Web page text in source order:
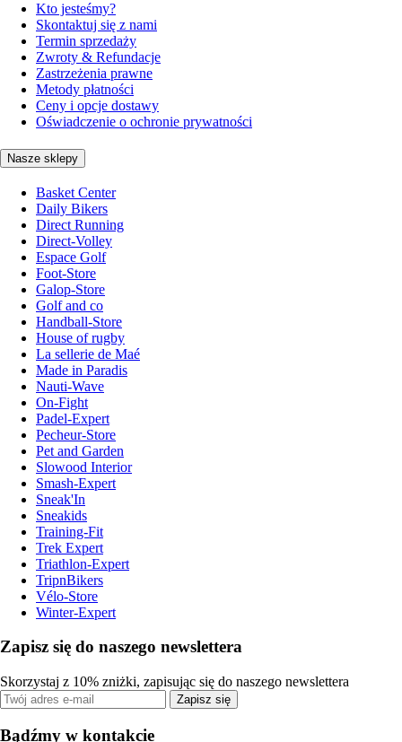
Kto jesteśmy?
Skontaktuj się z nami
Termin sprzedaży
Zwroty & Refundacje
Zastrzeżenia prawne
Metody płatności
Ceny i opcje dostawy
Oświadczenie o ochronie prywatności
Nasze sklepy
Basket Center
Daily Bikers
Direct Running
Direct-Volley
Espace Golf
Foot-Store
Galop-Store
Golf and co
Handball-Store
House of rugby
La sellerie de Maé
Made in Paradis
Nauti-Wave
On-Fight
Padel-Expert
Pecheur-Store
Pet and Garden
Slowood Interior
Smash-Expert
Sneak'In
Sneakids
Training-Fit
Trek Expert
Triathlon-Expert
TripnBikers
Vélo-Store
Winter-Expert
Zapisz się do naszego newslettera
Skorzystaj z 10% zniżki, zapisując się do naszego newslettera
Zapisz się
Bądźmy w kontakcie